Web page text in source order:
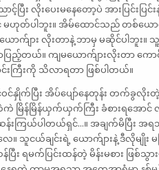
ောင့်ပြီး လိုးပေးမနေတော့ပဲ အားပြ
မဟုတ်ပါဘူး။ အိမ်ထောင်သည် တစ်ယော
ောက်ျား လိုးတာနဲ့ ဘာမှ မဆိုင်ပါဘူ
ြည့်တယ်။ ကျမယောက်ျားလိုးတာ က
င်းကြီးကို သိလာရတာ ဖြစ်ပါတယ်။
င်ဝင်နှိုက်ပြီး အိပ်ပျော်နေတုန်း တက်
ြိန်မြိန်ယှက်ယှက်ကြီး ခံစားရအောင်
ယ်ပါတယ်ရှင်…။ အချက်မိပြီး အရသာ
ငယ်ချင်းရဲ့ ယောက်ျားနဲ့ ဒီလိုမျိုး မ
ပြီး ရမက်ပြင်းထန်တဲ့ မိန်းမစား ဖြစ်